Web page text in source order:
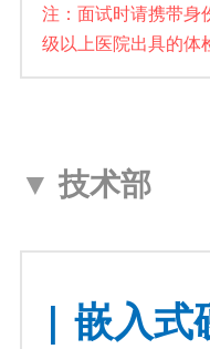
注：面试时请携带身
级以上医院出具的体
▼ 技术部
| 嵌入式